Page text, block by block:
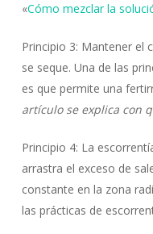
«Cómo mezclar la
Principio 3: Mantener el
se seque. Una de las
es que permite una
artículo se explica con
Principio 4: La
arrastra el exceso de
constante en la zona
las prácticas de